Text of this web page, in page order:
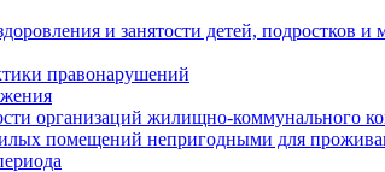
и занятости детей, подростков
правонарушений
организаций жилищно-коммунального
помещений непригодными для